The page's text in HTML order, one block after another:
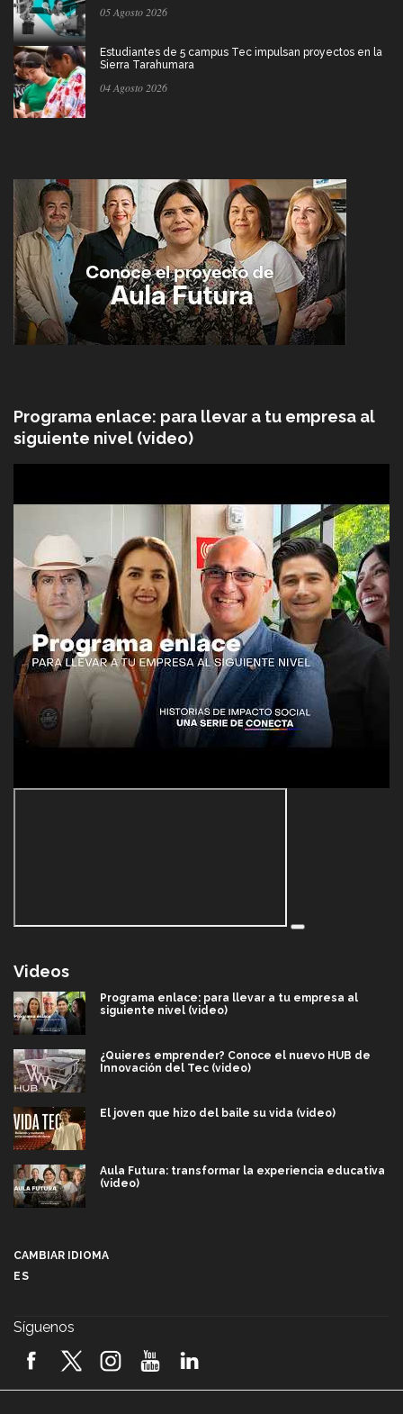
05 Agosto 2026
Estudiantes de 5 campus Tec impulsan proyectos en la
Sierra Tarahumara
04 Agosto 2026
Programa enlace: para llevar a tu empresa al
siguiente nivel (video)
Videos
Programa enlace: para llevar a tu empresa al
siguiente nivel (video)
¿Quieres emprender? Conoce el nuevo HUB de
Innovación del Tec (video)
El joven que hizo del baile su vida (video)
Aula Futura: transformar la experiencia educativa
(video)
2026! (video)
CAMBIAR IDIOMA
ES
Síguenos